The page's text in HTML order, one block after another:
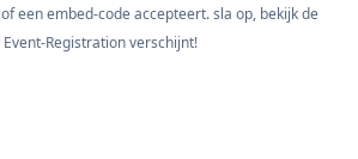
een embed-code accepteert. sla op, bekijk de
Registration verschijnt!